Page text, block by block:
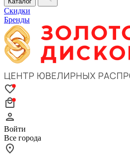
Скидки
Бренды
Войти
Все города